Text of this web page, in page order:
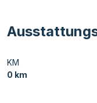
KM
0 km